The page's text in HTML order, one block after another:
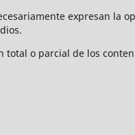
expresan
o parcial de los